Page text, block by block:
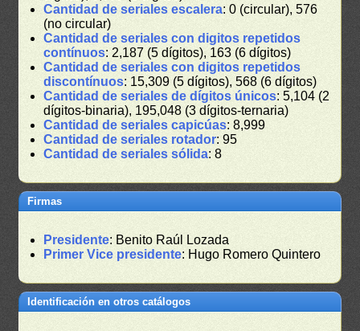
Cantidad de seriales escalera: 0 (circular), 576
(no circular)
Cantidad de seriales con digitos repetidos
contínuos: 2,187 (5 dígitos), 163 (6 dígitos)
Cantidad de seriales con digitos repetidos
discontínuos: 15,309 (5 dígitos), 568 (6 dígitos)
Cantidad de seriales de dígitos únicos: 5,104 (2
dígitos-binaria), 195,048 (3 dígitos-ternaria)
Cantidad de seriales capicúas: 8,999
Cantidad de seriales rotador: 95
Cantidad de seriales sólida: 8
Firmas
Presidente: Benito Raúl Lozada
Primer Vice presidente: Hugo Romero Quintero
Identificación en otros catálogos